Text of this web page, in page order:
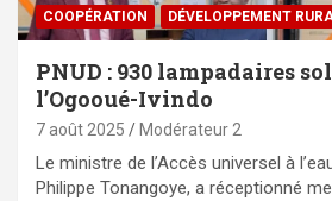
⁠COOPÉRATION DÉVELOPPEMENT
PNUD : 930 lampadaires
l’Ogooué-Ivindo
7 août 2025 Modérateur 2
Le ministre de l’Accès universel à
Philippe Tonangoye, a réceptionné